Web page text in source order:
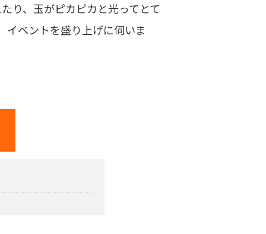
り、玉がピカピカと光ってとて
イベントを盛り上げに伺いま